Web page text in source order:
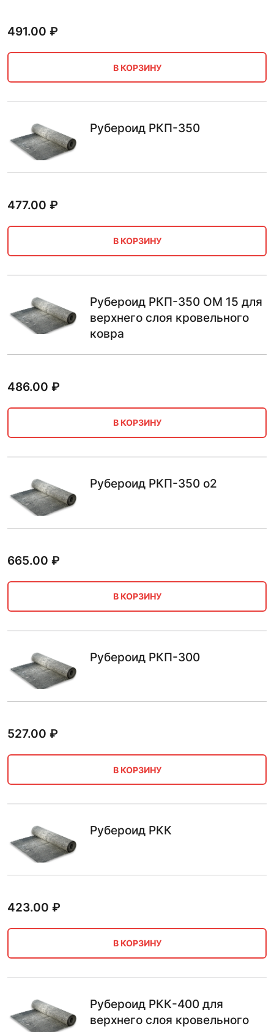
491.00 ₽
В КОРЗИНУ
Рубероид РКП-350
477.00 ₽
В КОРЗИНУ
Рубероид РКП-350 ОМ 15 для
верхнего слоя кровельного
ковра
486.00 ₽
В КОРЗИНУ
Рубероид РКП-350 о2
665.00 ₽
В КОРЗИНУ
Рубероид РКП-300
527.00 ₽
В КОРЗИНУ
Рубероид РКК
423.00 ₽
В КОРЗИНУ
Рубероид РКК-400 для
верхнего слоя кровельного